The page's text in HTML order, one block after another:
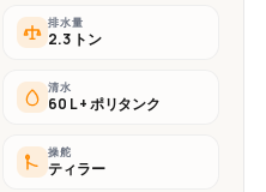
排水量
2.3 トン
清水
60 L + ポリタンク
操舵
ティラー